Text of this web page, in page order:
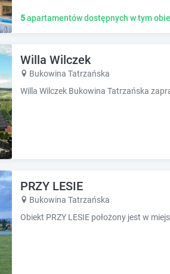
5apartamentów dostępnych w tym
Willa Wilczek
Bukowina Tatrzańska
PRZY LESIE
Bukowina Tatrzańska